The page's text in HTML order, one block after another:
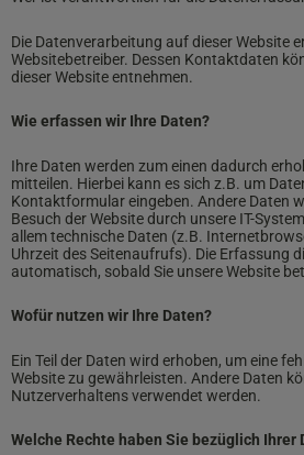
Die Datenverarbeitung auf dieser Website
Websitebetreiber. Dessen Kontaktdaten
dieser Website entnehmen.
Wie erfassen wir Ihre Daten?
Ihre Daten werden zum einen dadurch
mitteilen. Hierbei kann es sich z.B. um
Kontaktformular eingeben. Andere Daten
Besuch der Website durch unsere IT-
allem technische Daten (z.B.
Uhrzeit des Seitenaufrufs). Die Erfassung
automatisch, sobald Sie unsere Website
Wofür nutzen wir Ihre Daten?
Ein Teil der Daten wird erhoben, um eine
Website zu gewährleisten. Andere Daten
Nutzerverhaltens verwendet werden.
Welche Rechte haben Sie bezüglich Ihrer